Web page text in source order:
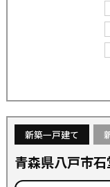
新築一戸建て
青森県八戸市